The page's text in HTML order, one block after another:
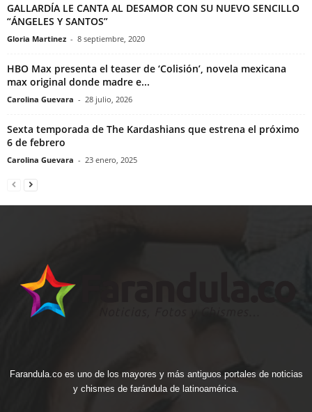
GALLARDÍA LE CANTA AL DESAMOR CON SU NUEVO SENCILLO
“ÁNGELES Y SANTOS”
Gloria Martinez - 8 septiembre, 2020
HBO Max presenta el teaser de ‘Colisión’, novela mexicana
max original donde madre e...
Carolina Guevara - 28 julio, 2026
Sexta temporada de The Kardashians que estrena el próximo
6 de febrero
Carolina Guevara - 23 enero, 2025
Farandula.co es uno de los mayores y más antiguos portales de noticias
y chismes de farándula de latinoamérica.